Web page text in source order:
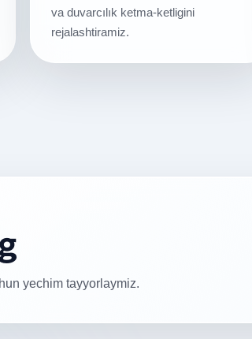
va duvarcılık ketma-ketligini
rejalashtiramiz.
yechim tayyorlaymiz.